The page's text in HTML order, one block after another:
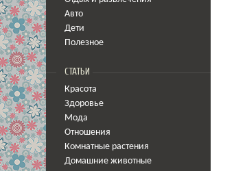
Авто
Дети
Полезное
СТАТЬИ
Красота
Здоровье
Мода
Отношения
Комнатные растения
Домашние животные